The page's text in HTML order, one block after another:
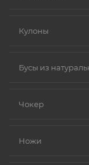
Кулоны
Бусы из
Чокер
Ножи